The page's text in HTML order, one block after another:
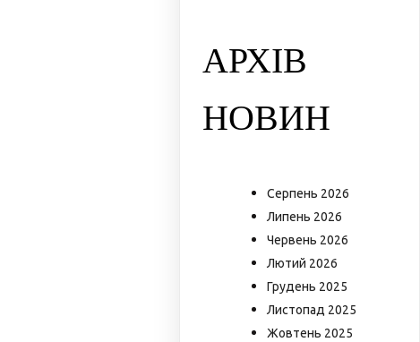
АРХІВ
НОВИН
Серпень 2026
Липень 2026
Червень 2026
Лютий 2026
Грудень 2025
Листопад 2025
Жовтень 2025